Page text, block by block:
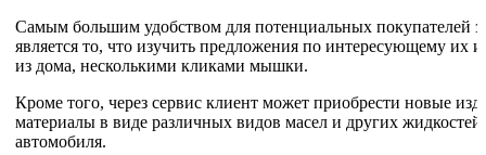
Самым большим удобством для потенциальных покупателей
является то, что изучить предложения по интересующему их
из дома, несколькими кликами мышки.
Кроме того, через сервис клиент может приобрести новые
материалы в виде различных видов масел и других
автомобиля.